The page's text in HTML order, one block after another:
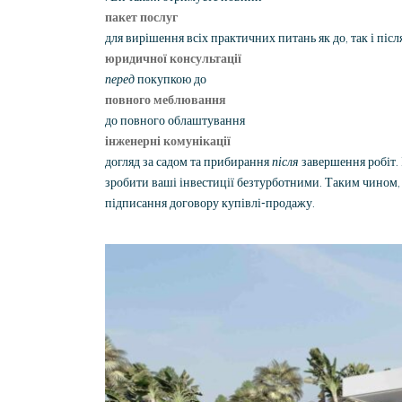
пакет послуг
для вирішення всіх практичних питань як до, так і
юридичної консультації
передпокупкою до
повного меблювання
до повного облаштування
інженерні комунікації
догляд за садом та прибиранняпісля завершення
зробити ваші інвестиції безтурботними. Таким чином,
підписання договору купівлі-продажу.